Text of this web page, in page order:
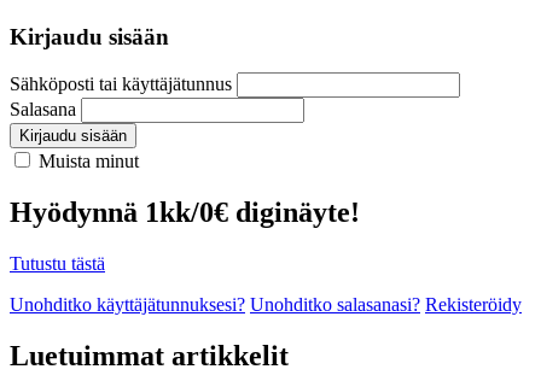
Kirjaudu sisään
Sähköposti tai käyttäjätunnus
Salasana
Kirjaudu sisään
Muista minut
Hyödynnä 1kk/0€ diginäyte!
Tutustu tästä
Unohditko käyttäjätunnuksesi? Unohditko salasanasi? Rekisteröidy
Luetuimmat artikkelit